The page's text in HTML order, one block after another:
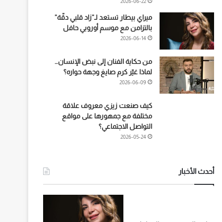
ميراي بيطار تستعد لـ”زاد قلبي دقّة”
بالتزامن مع موسم أوروبي حافل
2026-06-14
من حكاية الفنان إلى نبض الإنسان…
لماذا غيّر كرم صايغ وجهة حواره؟
2026-06-09
كيف صنعت زيزي معروف علاقة
مختلفة مع جمهورها على مواقع
التواصل الاجتماعي؟
2026-05-24
أحدث الأخبار